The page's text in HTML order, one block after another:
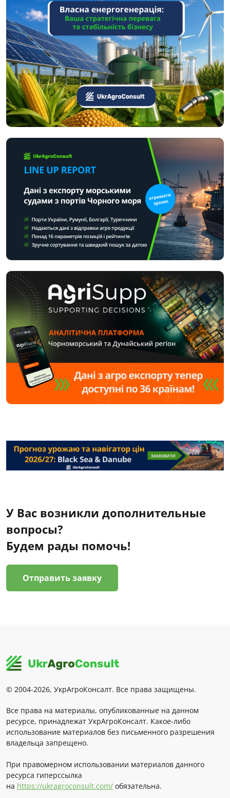
У Вас возникли дополнительные
вопросы?
Будем рады помочь!
Отправить заявку
© 2004-2026, УкрАгроКонсалт. Все права защищены.
Все права на материалы, опубликованные на данном
ресурсе, принадлежат УкрАгроКонсалт. Какое-либо
использование материалов без письменного разрешения
владельца запрещено.
При правомерном использовании материалов данного
ресурса гиперссылка
на https://ukragroconsult.com/ обязательна.